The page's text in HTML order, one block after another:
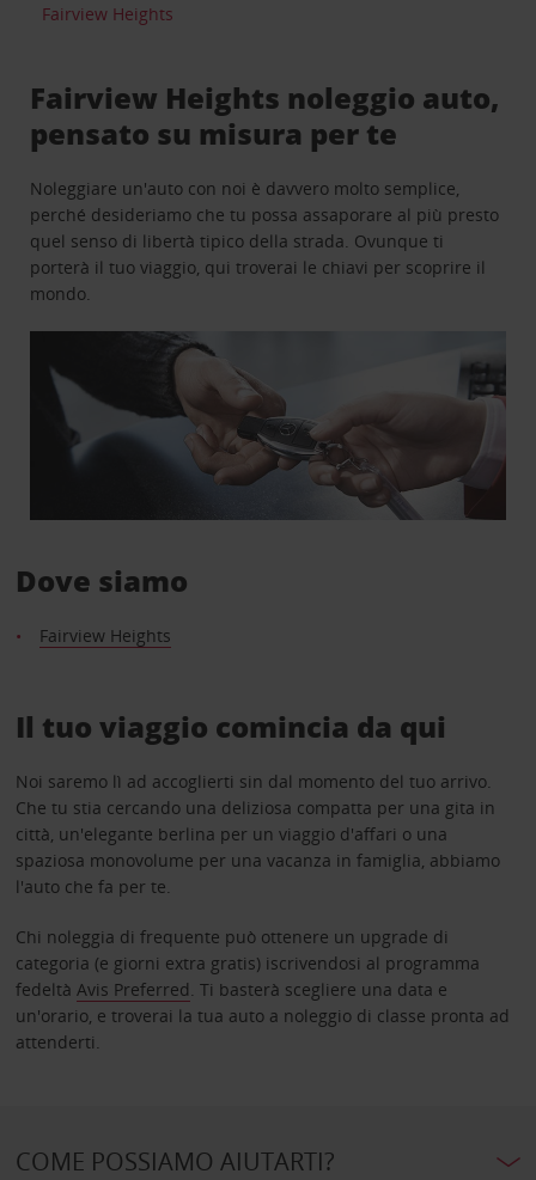
Fairview Heights
Fairview Heights noleggio auto,
pensato su misura per te
Noleggiare un'auto con noi è davvero molto semplice,
perché desideriamo che tu possa assaporare al più presto
quel senso di libertà tipico della strada. Ovunque ti
porterà il tuo viaggio, qui troverai le chiavi per scoprire il
mondo.
Dove siamo
Fairview Heights
Il tuo viaggio comincia da qui
Noi saremo lì ad accoglierti sin dal momento del tuo arrivo.
Che tu stia cercando una deliziosa compatta per una gita in
città, un'elegante berlina per un viaggio d'affari o una
spaziosa monovolume per una vacanza in famiglia, abbiamo
l'auto che fa per te.
Chi noleggia di frequente può ottenere un upgrade di
categoria (e giorni extra gratis) iscrivendosi al programma
fedeltà Avis Preferred. Ti basterà scegliere una data e
un'orario, e troverai la tua auto a noleggio di classe pronta ad
attenderti.
COME POSSIAMO AIUTARTI?